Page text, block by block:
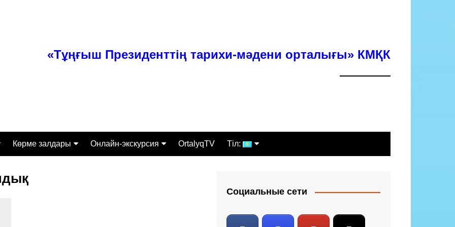
«Тұңғыш Президенттің тарихи-мәдени орталығы» КМҚК
Көрме залдары
Өз заманының перзенті
Онлайн-экскурсия OrtalyqTV Тіл:
English
Социальные сети